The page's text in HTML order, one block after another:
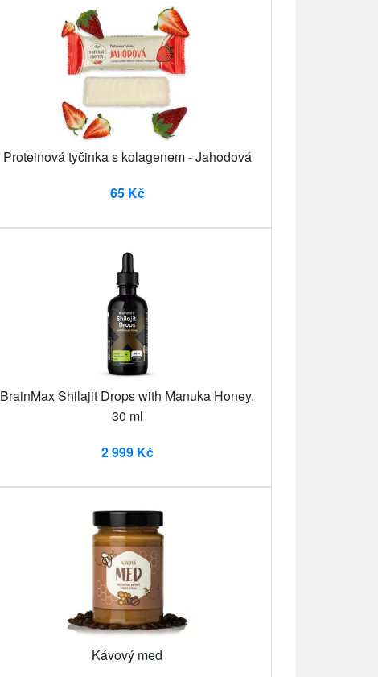
Proteinová tyčinka s kolagenem - Jahodová
65 Kč
BrainMax Shilajit Drops with Manuka Honey,
30 ml
2 999 Kč
Kávový med